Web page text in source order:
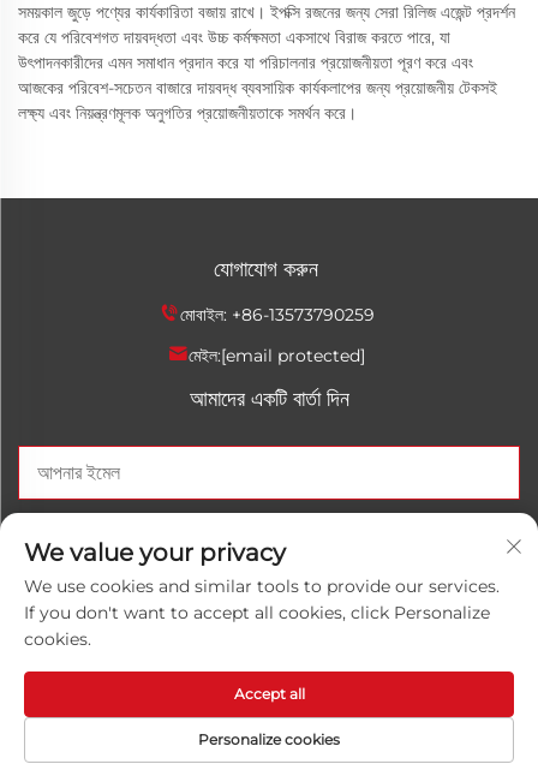
সময়কাল জুড়ে পণ্যের কার্যকারিতা বজায় রাখে। ইপক্সি রজনের জন্য সেরা রিলিজ এজেন্ট প্রদর্শন
করে যে পরিবেশগত দায়বদ্ধতা এবং উচ্চ কর্মক্ষমতা একসাথে বিরাজ করতে পারে, যা
উৎপাদনকারীদের এমন সমাধান প্রদান করে যা পরিচালনার প্রয়োজনীয়তা পূরণ করে এবং
আজকের পরিবেশ-সচেতন বাজারে দায়বদ্ধ ব্যবসায়িক কার্যকলাপের জন্য প্রয়োজনীয় টেকসই
লক্ষ্য এবং নিয়ন্ত্রণমূলক অনুগতির প্রয়োজনীয়তাকে সমর্থন করে।
যোগাযোগ করুন
মোবাইল: +86-13573790259
মেইল:[email protected]
আমাদের একটি বার্তা দিন
এখন পাঠান
সংরক্ষিত।
গোপনীয়তা নীতি
We value your privacy
We use cookies and similar tools to provide our services.
If you don't want to accept all cookies, click Personalize
cookies.
Personalize cookies
Accept all